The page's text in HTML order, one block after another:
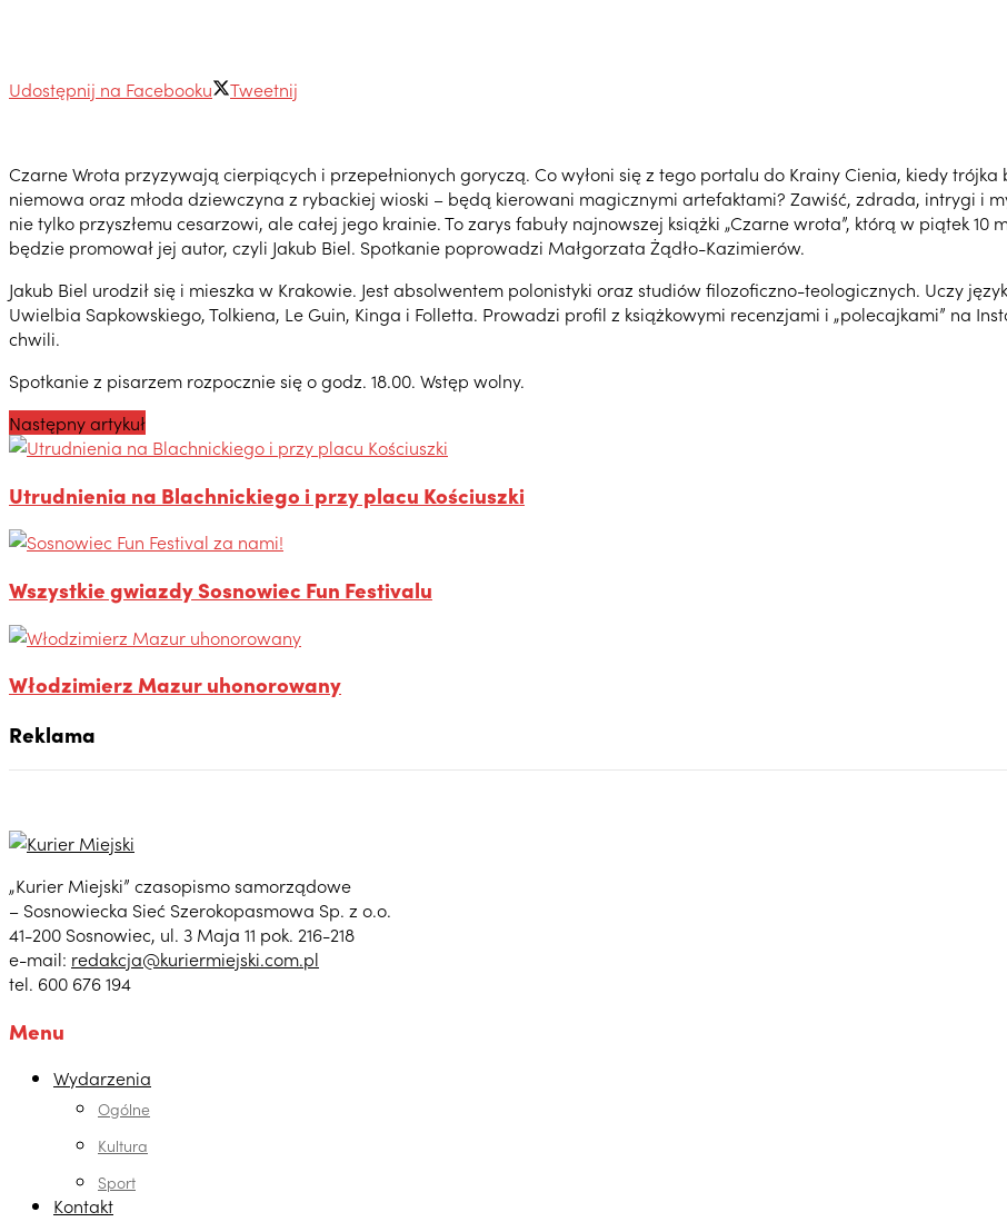
Udostępnij na Facebooku Tweetnij
Czarne Wrota przyzywają cierpiących i przepełnionych goryczą. Co wyłoni się z tego portalu do Krainy Cienia, kiedy
niemowa oraz młoda dziewczyna z rybackiej wioski – będą kierowani magicznymi artefaktami? Zawiść, zdrada, intrygi i
nie tylko przyszłemu cesarzowi, ale całej jego krainie. To zarys fabuły najnowszej książki „Czarne wrota”, którą w piątek
będzie promował jej autor, czyli Jakub Biel. Spotkanie poprowadzi Małgorzata Żądło-Kazimierów.
Jakub Biel urodził się i mieszka w Krakowie. Jest absolwentem polonistyki oraz studiów filozoficzno-teologicznych. Uczy
Uwielbia Sapkowskiego, Tolkiena, Le Guin, Kinga i Folletta. Prowadzi profil z książkowymi recenzjami i „polecajkami” na
chwili.
Spotkanie z pisarzem rozpocznie się o godz. 18.00. Wstęp wolny.
Następny artykuł
Utrudnienia na Blachnickiego i przy placu Kościuszki
Wszystkie gwiazdy Sosnowiec Fun Festivalu
Włodzimierz Mazur uhonorowany
Reklama
„Kurier Miejski” czasopismo samorządowe
– Sosnowiecka Sieć Szerokopasmowa Sp. z o.o.
41-200 Sosnowiec, ul. 3 Maja 11 pok. 216-218
e-mail: redakcja@kuriermiejski.com.pl
tel. 600 676 194
Menu
Wydarzenia
Ogólne
Kultura
Sport
Kontakt